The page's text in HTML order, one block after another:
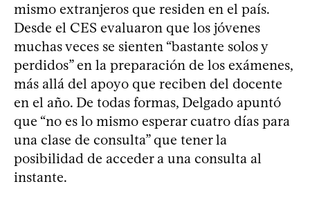
mismo extranjeros que residen en el país.
Desde el CES evaluaron que los jóvenes
muchas veces se sienten “bastante solos y
perdidos” en la preparación de los exámenes,
más allá del apoyo que reciben del docente
en el año. De todas formas, Delgado apuntó
que “no es lo mismo esperar cuatro días para
una clase de consulta” que tener la
posibilidad de acceder a una consulta al
instante.